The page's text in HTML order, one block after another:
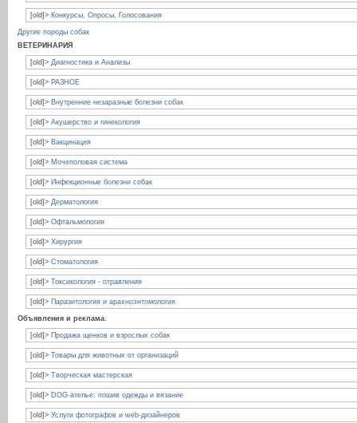
[old]> Конкурсы, Опросы, Голосования
Другие породы собак
ВЕТЕРИНАРИЯ
[old]> Диагностика и Анализы
[old]> РАЗНОЕ
[old]> Внутренние незаразные болезни собак
[old]> Акушерство и гинекология
[old]> Вакцинация
[old]> Мочеполовая система
[old]> Инфекционные болезни собак
[old]> Дерматология
[old]> Офтальмология
[old]> Хирургия
[old]> Стоматология
[old]> Токсикология - отравления
[old]> Паразитология и арахноэнтомология
Объявления и реклама.
[old]> Продажа щенков и взрослых собак
[old]> Товары для животных от организаций
[old]> Творческая мастерская
[old]> DOG-ателье: пошив одежды и вязание
[old]> Услуги фотографов и web-дизайнеров